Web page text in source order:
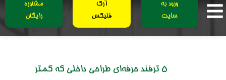
ورود به
سایت
آرک
فلیکس
مشاوره
رایگان
5 ترفند حرفه‌ای طراحی داخلی که کمتر